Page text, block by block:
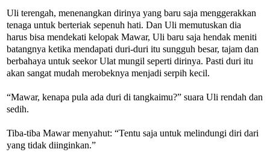
Uli terengah, menenangkan dirinya yang baru saja menggerakkan
tenaga untuk berteriak sepenuh hati. Dan Uli memutuskan dia
harus bisa mendekati kelopak Mawar, Uli baru saja hendak meniti
batangnya ketika mendapati duri-duri itu sungguh besar, tajam dan
berbahaya untuk seekor Ulat mungil seperti dirinya. Pasti duri itu
akan sangat mudah merobeknya menjadi serpih kecil.
“Mawar, kenapa pula ada duri di tangkaimu?” suara Uli rendah dan
sedih.
Tiba-tiba Mawar menyahut: “Tentu saja untuk melindungi diri dari
yang tidak diinginkan.”